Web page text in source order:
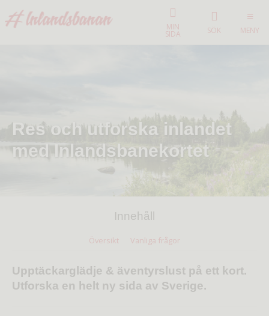
MIN
SIDA SÖK MENY
Res och utforska inlandet
med Inlandsbanekortet
Innehåll
Översikt Vanliga frågor
Upptäckarglädje & äventyrslust på ett kort.
Utforska en helt ny sida av Sverige.